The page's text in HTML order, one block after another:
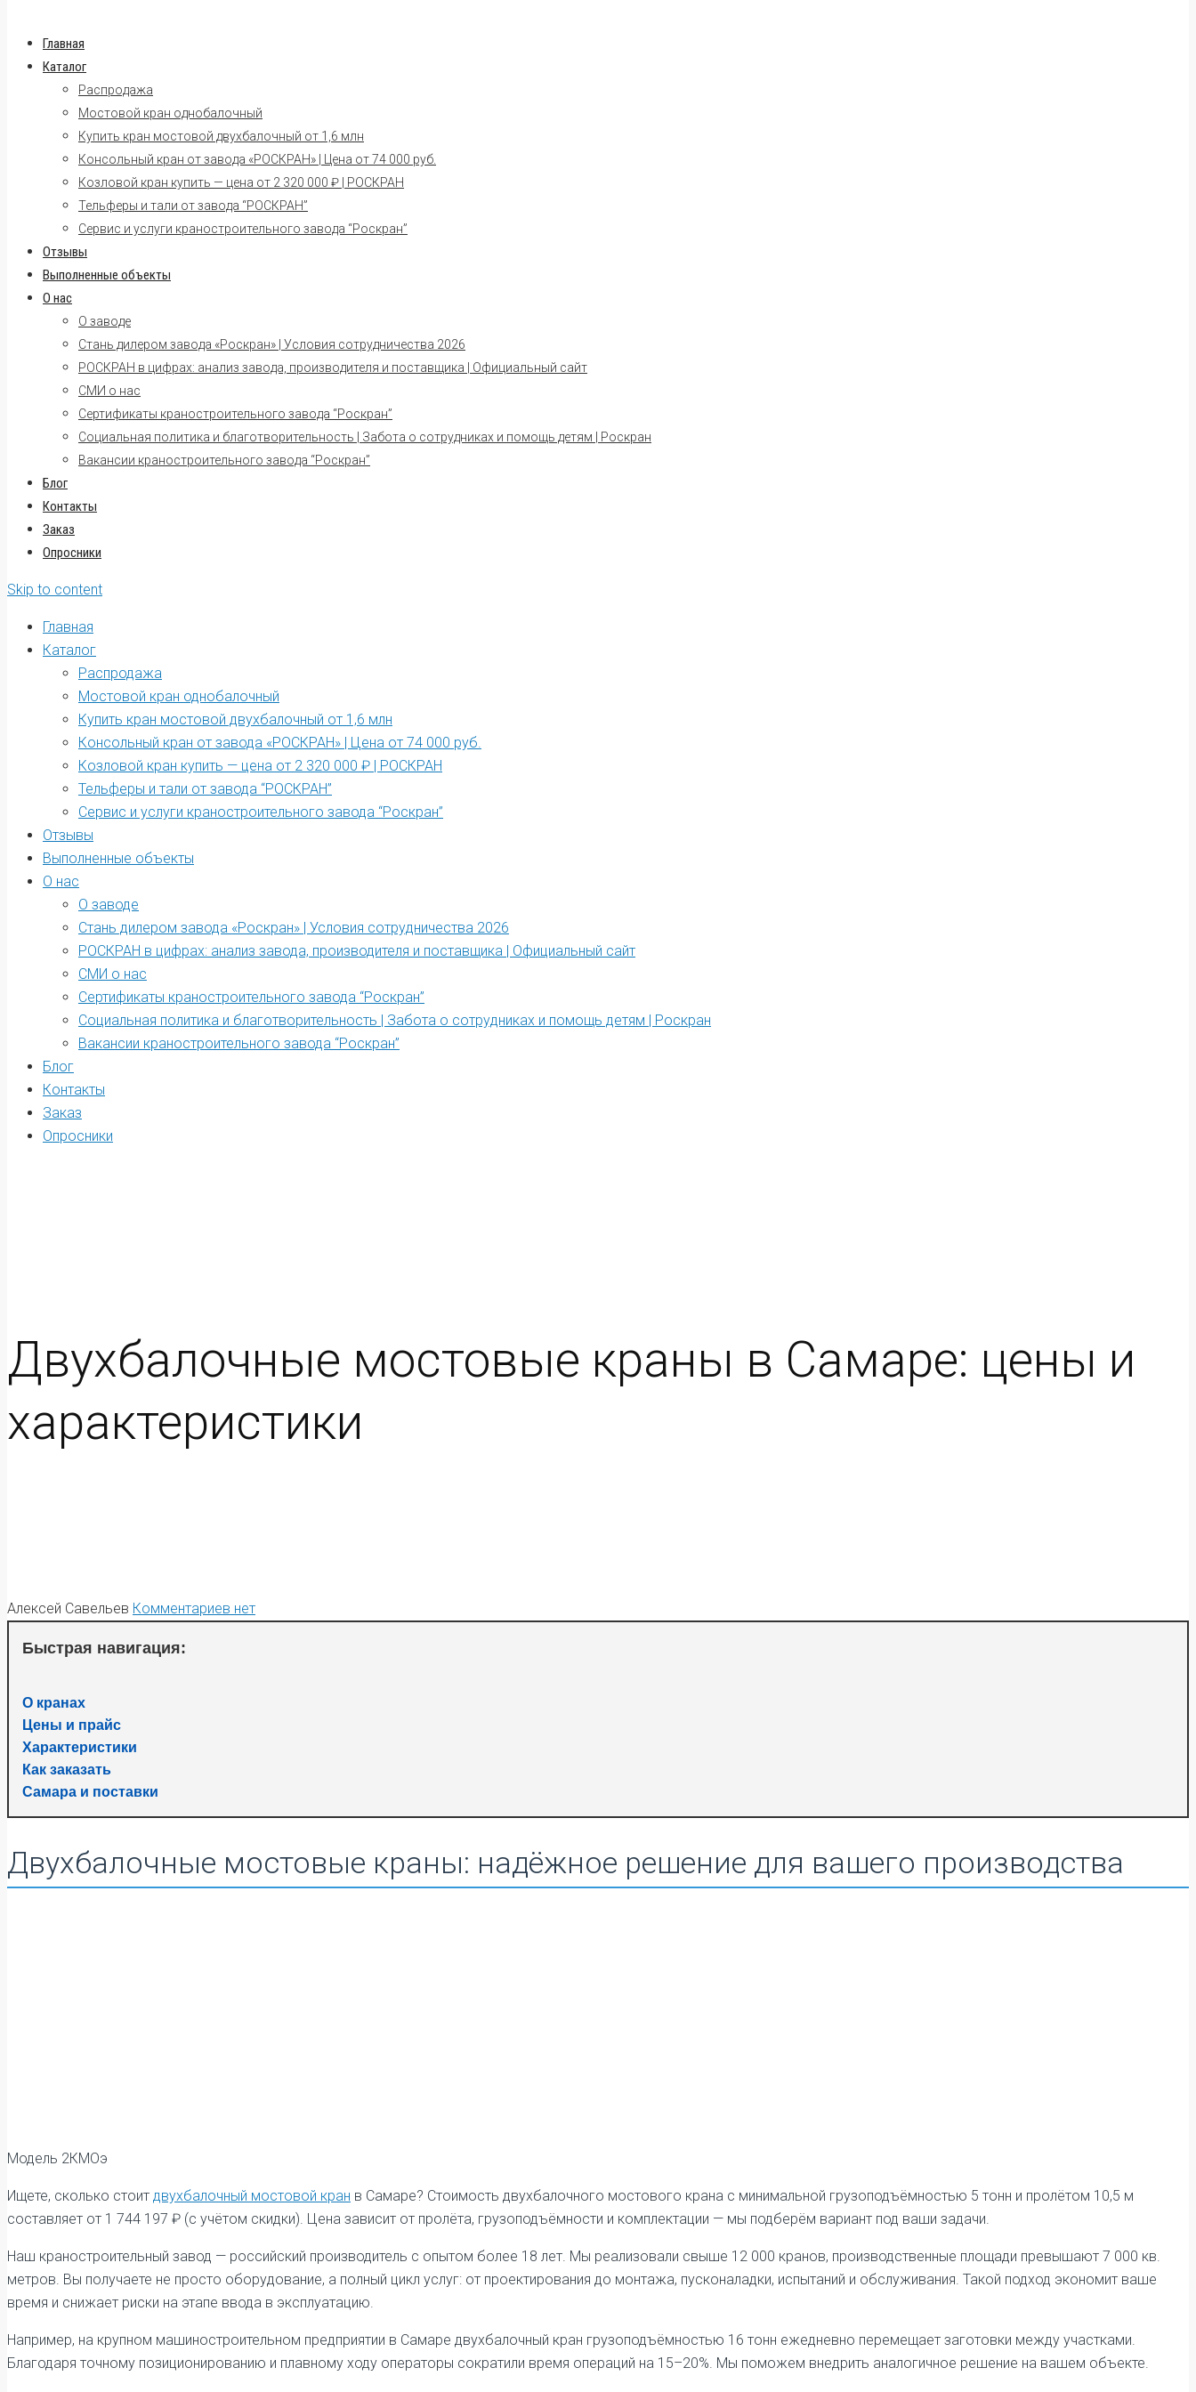
Главная
Каталог
Распродажа
Мостовой кран однобалочный
Купить кран мостовой двухбалочный от 1,6 млн
Консольный кран от завода «РОСКРАН» | Цена от 74 000 руб.
Козловой кран купить — цена от 2 320 000 ₽ | РОСКРАН
Тельферы и тали от завода “РОСКРАН”
Сервис и услуги краностроительного завода “Роскран”
Отзывы
Выполненные объекты
О нас
О заводе
Стань дилером завода «Роскран» | Условия сотрудничества 2026
РОСКРАН в цифрах: анализ завода, производителя и поставщика | Официальный сайт
СМИ о нас
Сертификаты краностроительного завода “Роскран”
Социальная политика и благотворительность | Забота о сотрудниках и помощь детям | Роскран
Вакансии краностроительного завода “Роскран”
Блог
Контакты
Заказ
Опросники
Skip to content
Главная
Каталог
Распродажа
Мостовой кран однобалочный
Купить кран мостовой двухбалочный от 1,6 млн
Консольный кран от завода «РОСКРАН» | Цена от 74 000 руб.
Козловой кран купить — цена от 2 320 000 ₽ | РОСКРАН
Тельферы и тали от завода “РОСКРАН”
Сервис и услуги краностроительного завода “Роскран”
Отзывы
Выполненные объекты
О нас
О заводе
Стань дилером завода «Роскран» | Условия сотрудничества 2026
РОСКРАН в цифрах: анализ завода, производителя и поставщика | Официальный сайт
СМИ о нас
Сертификаты краностроительного завода “Роскран”
Социальная политика и благотворительность | Забота о сотрудниках и помощь детям | Роскран
Вакансии краностроительного завода “Роскран”
Блог
Контакты
Заказ
Опросники
Двухбалочные мостовые краны в Самаре: цены и
характеристики
Алексей Савельев Комментариев нет
Быстрая навигация:
О кранах
Цены и прайс
Характеристики
Как заказать
Самара и поставки
Двухбалочные мостовые краны: надёжное решение для вашего производства
Модель 2КМОэ
Ищете, сколько стоит двухбалочный мостовой кран в Самаре? Стоимость двухбалочного мостового крана с минимальной грузоподъёмностью 5 тонн и пролётом 10,5 м
составляет от 1 744 197 ₽ (с учётом скидки). Цена зависит от пролёта, грузоподъёмности и комплектации — мы подберём вариант под ваши задачи.
Наш краностроительный завод — российский производитель с опытом более 18 лет. Мы реализовали свыше 12 000 кранов, производственные площади превышают 7 000 кв.
метров. Вы получаете не просто оборудование, а полный цикл услуг: от проектирования до монтажа, пусконаладки, испытаний и обслуживания. Такой подход экономит ваше
время и снижает риски на этапе ввода в эксплуатацию.
Например, на крупном машиностроительном предприятии в Самаре двухбалочный кран грузоподъёмностью 16 тонн ежедневно перемещает заготовки между участками.
Благодаря точному позиционированию и плавному ходу операторы сократили время операций на 15–20%. Мы поможем внедрить аналогичное решение на вашем объекте.